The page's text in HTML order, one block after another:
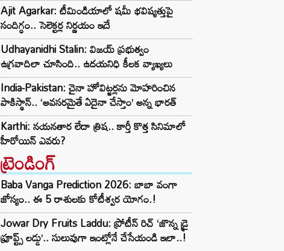
Ajit Agarkar: టీమిండియాలో షమీ భవిష్యత్తుపై
సందిగ్ధం.. సెలెక్టర్ల నిర్ణయం ఇదే
Udhayanidhi Stalin: విజయ్ ప్రభుత్వం
ఉగ్రవాదిలా చూసింది.. ఉదయనిధి కీలక వ్యాఖ్యలు
India-Pakistan: చైనా హోవిట్జర్లను మోహరించిన
పాకిస్థాన్.. ‘అవసరమైతే ఏదైనా చేస్తాం’ అన్న భారత్
Karthi: నయనతార లేదా త్రిష.. కార్తీ కొత్త సినిమాలో
హీరోయిన్ ఎవరు?
ట్రెండింగ్‌
Baba Vanga Prediction 2026: బాబా వంగా
జోస్యం.. ఈ 5 రాశులకు కోటీశ్వర యోగం.!
Jowar Dry Fruits Laddu: ప్రోటీన్ రిచ్ ‘జొన్న డ్రై
ఫ్రూప్ట్స్ లడ్డు’.. సులువుగా ఇంట్లోనే చేసేయండి ఇలా..!